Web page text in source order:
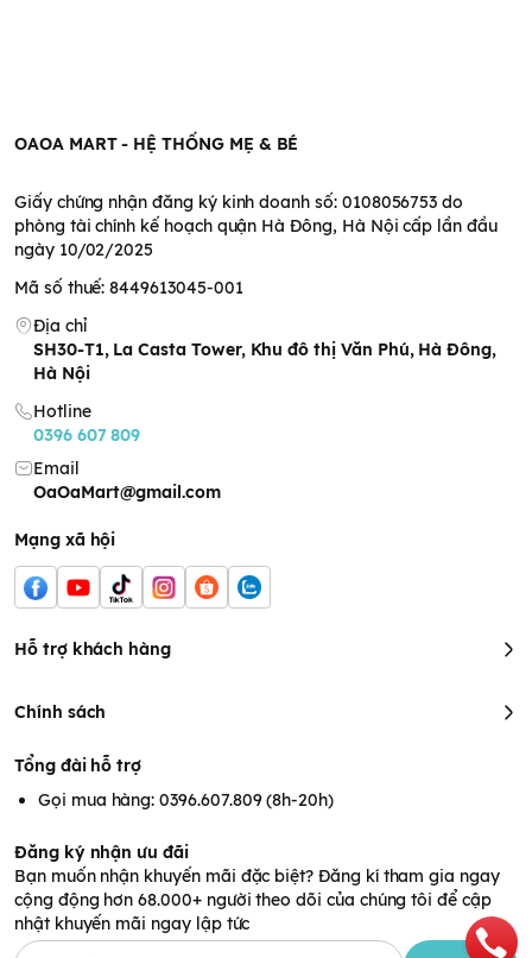
OAOA MART - HỆ THỐNG MẸ & BÉ
Giấy chứng nhận đăng ký kinh doanh số: 0108056753 do
phòng tài chính kế hoạch quận Hà Đông, Hà Nội cấp lần đầu
ngày 10/02/2025
Mã số thuế: 8449613045-001
Địa chỉ
SH30-T1, La Casta Tower, Khu đô thị Văn Phú, Hà Đông,
Hà Nội
Hotline
0396 607 809
Email
OaOaMart@gmail.com
Mạng xã hội
Hỗ trợ khách hàng
Chính sách
Tổng đài hỗ trợ
Gọi mua hàng: 0396.607.809 (8h-20h)
Đăng ký nhận ưu đãi
Bạn muốn nhận khuyến mãi đặc biệt? Đăng kí tham gia ngay
cộng động hơn 68.000+ người theo dõi của chúng tôi để cập
nhật khuyến mãi ngay lập tức